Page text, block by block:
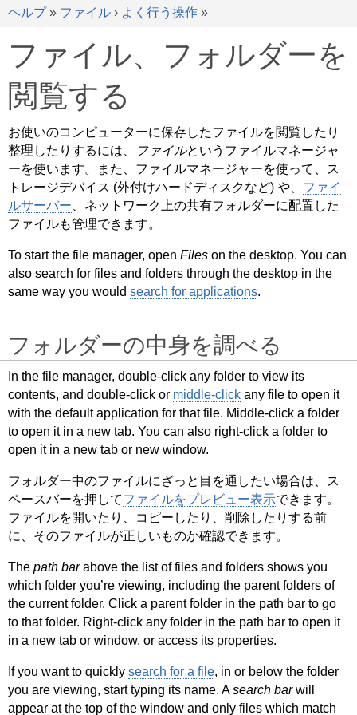
ヘルプ» ファイル › よく行う操作 »
ファイル、フォルダーを
閲覧する
お使いのコンピューターに保存したファイルを閲覧したり
整理したりするには、
ファイルというファイルマネージャ
ーを使います。また、ファイルマネージャーを使って、ス
トレージデバイス (外付けハードディスクなど) や、 ファイ
ルサーバー 、ネットワーク上の共有フォルダーに配置した
ファイルも管理できます。
To start the file manager, open Files on the desktop. You can
also search for files and folders through the desktop in the
same way you would search for applications.
フォルダーの中身を調べる
In the file manager, double-click any folder to view its
contents, and double-click or middle-click any file to open it
with the default application for that file. Middle-click a folder
to open it in a new tab. You can also right-click a folder to
open it in a new tab or new window.
フォルダー中のファイルにざっと目を通したい場合は、ス
ペースバーを押してファイルをプレビュー表示できます。
ファイルを開いたり、コピーしたり、削除したりする前
に、そのファイルが正しいものか確認できます。
The path barabove the list of files and folders shows you
which folder you’re viewing, including the parent folders of
the current folder. Click a parent folder in the path bar to go
to that folder. Right-click any folder in the path bar to open it
in a new tab or window, or access its properties.
If you want to quickly search for a file, in or below the folder
you are viewing, start typing its name. Asearch barwill
appear at the top of the window and only files which match